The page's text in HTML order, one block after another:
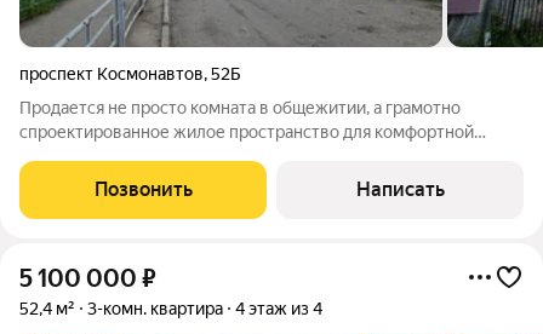
проспект Космонавтов,52Б
Продается не просто комната в общежитии, а грамотно
спроектированное жилое пространство для комфортной
квартиры по цене комнаты. Планировка, которой нет аналогов:
Отдельная жилая комната: У вас будет
Позвонить Написать
5 100 000 ₽
52,4 м² 3-комн. квартира 4 этаж из 4